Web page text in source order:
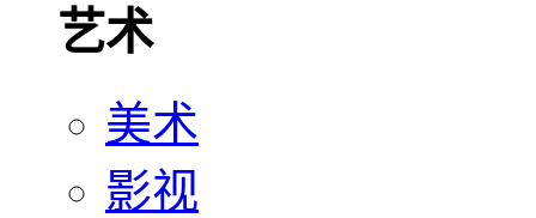
艺术
美术
影视